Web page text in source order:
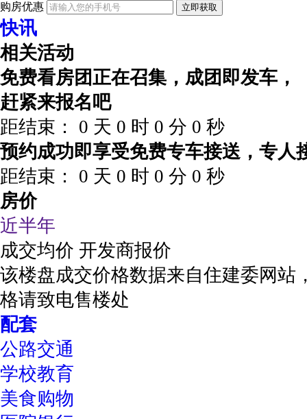
购房优惠 立即获取
快讯
相关活动
免费看房团正在召集，成团即发车，
赶紧来报名吧
距结束：
0 天 0 时 0 分 0 秒
预约成功即享受免费专车接送，专人
距结束：
0 天 0 时 0 分 0 秒
房价
近半年
成交均价 开发商报价
该楼盘成交价格数据来自住建委网站
格请致电售楼处
配套
公路交通
学校教育
美食购物